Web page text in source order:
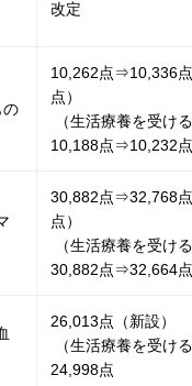
改定
の
10,262点⇒10,336
点）
（生活療養を受け
10,188点⇒10,232
30,882点⇒32,768
点）
（生活療養を受け
30,882点⇒32,664
26,013点（新設）
（生活療養を受け
24,998点